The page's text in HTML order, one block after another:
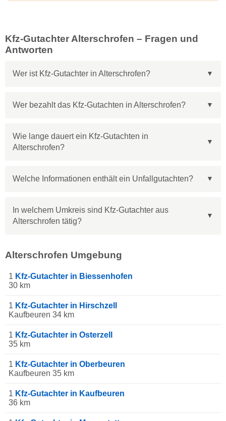
Kfz-Gutachter Alterschrofen – Fragen und
Antworten
Wer ist Kfz-Gutachter in Alterschrofen?
Wer bezahlt das Kfz-Gutachten in Alterschrofen?
Wie lange dauert ein Kfz-Gutachten in
Alterschrofen?
Welche Informationen enthält ein Unfallgutachten?
In welchem Umkreis sind Kfz-Gutachter aus
Alterschrofen tätig?
Alterschrofen Umgebung
1 Kfz-Gutachter in Biessenhofen
30 km
1 Kfz-Gutachter in Hirschzell
Kaufbeuren 34 km
1 Kfz-Gutachter in Osterzell
35 km
1 Kfz-Gutachter in Oberbeuren
Kaufbeuren 35 km
1 Kfz-Gutachter in Kaufbeuren
36 km